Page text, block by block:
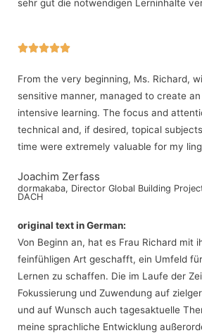
sehr gut die notwendigen Lerninhalte

From the very beginning, Ms. Richard,
sensitive manner, managed to create
intensive learning. The focus and
technical and, if desired, topical
time were extremely valuable for my
Joachim Zerfass
dormakaba, Director Global Building
DACH
original text in German:
Von Beginn an, hat es Frau Richard mit
feinfühligen Art geschafft, ein Umfeld
Lernen zu schaffen. Die im Laufe der
Fokussierung und Zuwendung auf
und auf Wunsch auch tagesaktuelle
meine sprachliche Entwicklung